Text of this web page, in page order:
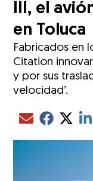
III, el
en Toluca
Fabricados en
Citation
y por sus
velocidad’.
Compartir el
Compartir el